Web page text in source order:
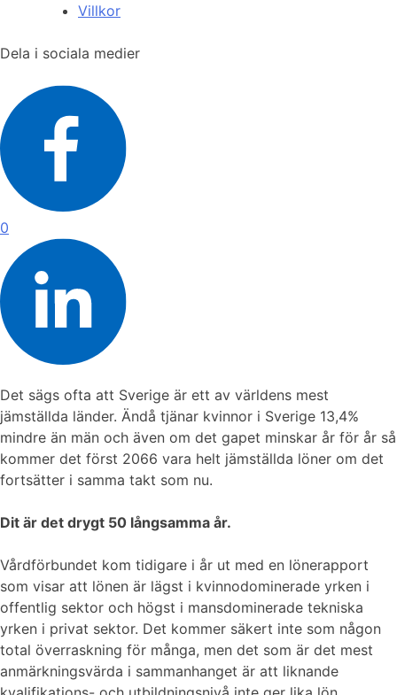
Villkor
Dela i sociala medier
0
Det sägs ofta att Sverige är ett av världens mest
jämställda länder. Ändå tjänar kvinnor i Sverige 13,4%
mindre än män och även om det gapet minskar år för år så
kommer det först 2066 vara helt jämställda löner om det
fortsätter i samma takt som nu.
Dit är det drygt 50 långsamma år.
Vårdförbundet kom tidigare i år ut med en lönerapport
som visar att lönen är lägst i kvinnodominerade yrken i
offentlig sektor och högst i mansdominerade tekniska
yrken i privat sektor. Det kommer säkert inte som någon
total överraskning för många, men det som är det mest
anmärkningsvärda i sammanhanget är att liknande